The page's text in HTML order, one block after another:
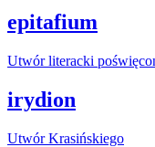
epitafium
Utwórliteracki
irydion
UtwórKrasińskiego